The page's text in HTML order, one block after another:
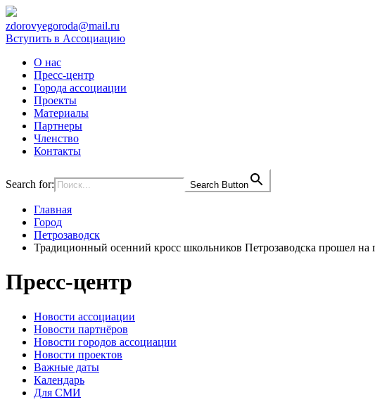
zdorovyegoroda@mail.ru
Вступить в Ассоциацию
О нас
Пресс-центр
Города ассоциации
Проекты
Материалы
Партнеры
Членство
Контакты
Search for: Search Button
Главная
Город
Петрозаводск
Традиционный осенний кросс школьников Петрозаводска прошел на
Пресс-центр
Новости ассоциации
Новости партнёров
Новости городов ассоциации
Новости проектов
Важные даты
Календарь
Для СМИ